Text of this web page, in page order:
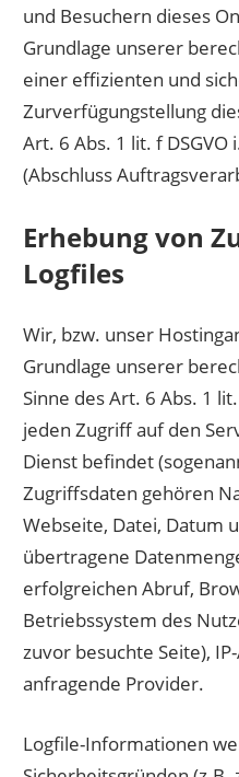
und Besuchern dieses
Grundlage unserer
einer effizienten und
Zurverfügungstellung
Art. 6 Abs. 1 lit. f DSGVO
(Abschluss
Erhebung von
Logfiles
Wir, bzw. unser
Grundlage unserer
Sinne des Art. 6 Abs. 1
jeden Zugriff auf den
Dienst befindet
Zugriffsdaten gehören
Webseite, Datei, Datum
übertragene
erfolgreichen Abruf,
Betriebssystem des
zuvor besuchte Seite),
anfragende Provider.
Logfile-Informationen